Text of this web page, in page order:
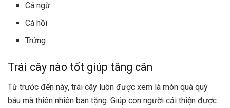
Cá ngừ
Cá hồi
Trứng
Trái cây nào tốt giúp tăng cân
Từ trước đến này, trái cây luôn được xem là món quà quý
báu mà thiên nhiên ban tặng. Giúp con người cải thiện được